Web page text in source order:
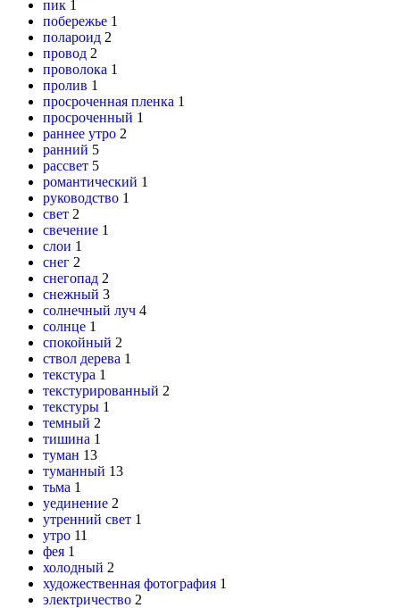
пик 1
побережье 1
полароид 2
провод 2
проволока 1
пролив 1
просроченная пленка 1
просроченный 1
раннее утро 2
ранний 5
рассвет 5
романтический 1
руководство 1
свет 2
свечение 1
слои 1
снег 2
снегопад 2
снежный 3
солнечный луч 4
солнце 1
спокойный 2
ствол дерева 1
текстура 1
текстурированный 2
текстуры 1
темный 2
тишина 1
туман 13
туманный 13
тьма 1
уединение 2
утренний свет 1
утро 11
фея 1
холодный 2
художественная фотография 1
электричество 2